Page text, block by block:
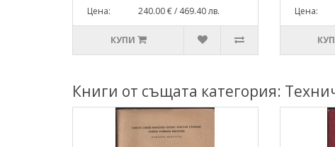
Цена: 240.00 € / 469.40 лв.
КУПИ
Цена:
Книги от същата категория: